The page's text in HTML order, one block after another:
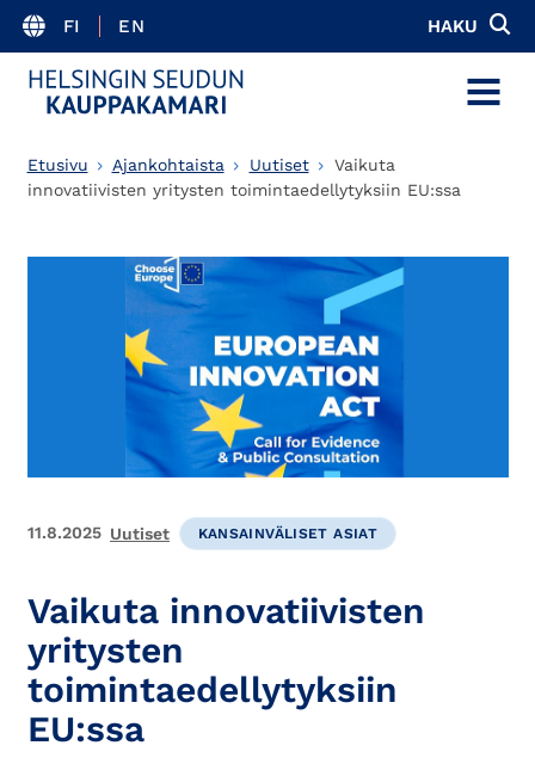
FI EN HAKU
MENU
Etusivu Ajankohtaista Uutiset
Vaikuta
innovatiivisten yritysten toimintaedellytyksiin EU:ssa
11.8.2025 Uutiset KANSAINVÄLISET ASIAT
Vaikuta innovatiivisten
yritysten
toimintaedellytyksiin
EU:ssa